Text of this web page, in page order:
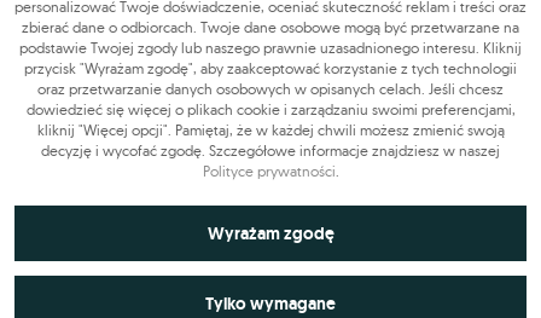
Szukasz pracy?
Znajdź nas
Narzędzia
OLX-praca © 2026. Wszelkie prawa zastrzeżone.
personalizować Twoje doświadczenie, oceniać skuteczność reklam i treści oraz
zbierać dane o odbiorcach. Twoje dane osobowe mogą być przetwarzane na
podstawie Twojej zgody lub naszego prawnie uzasadnionego interesu. Kliknij
przycisk "Wyrażam zgodę", aby zaakceptować korzystanie z tych technologii
oraz przetwarzanie danych osobowych w opisanych celach. Jeśli chcesz
dowiedzieć się więcej o plikach cookie i zarządzaniu swoimi preferencjami,
kliknij "Więcej opcji". Pamiętaj, że w każdej chwili możesz zmienić swoją
decyzję i wycofać zgodę. Szczegółowe informacje znajdziesz w naszej
Polityce prywatności.
Niezbędne do funkcjonowania strony
Technicznie niezbędne pliki cookie odgrywają kluczową rolę w
zapewnieniu prawidłowego działania strony internetowej. Obejmują
Wyrażam zgodę
Tylko wymagane